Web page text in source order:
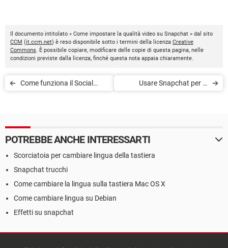
Il documento intitolato « Come impostare la qualità video su Snapchat » dal sito
CCM (it.ccm.net) è reso disponibile sotto i termini della licenza Creative
Commons. È possibile copiare, modificare delle copie di questa pagina, nelle
condizioni previste dalla licenza, finché questa nota appaia chiaramente.
Come funziona il Social
Usare Snapchat per le
POTREBBE ANCHE INTERESSARTI
Scorciatoia per cambiare lingua della tastiera
Snapchat trucchi
Come cambiare la lingua sulla tastiera Mac OS X
Come cambiare lingua su Debian
Effetti su snapchat